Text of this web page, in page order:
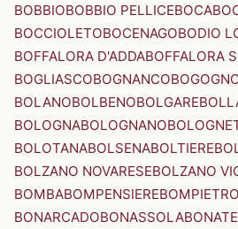
BOBBIOBOBBIO PELLICEBOCA
BOCCIOLETOBOCENAGOBODIO
BOFFALORA D'ADDABOFFALORA
BOGLIASCOBOGNANCO
BOLANOBOLBENOBOLGARE
BOLOGNABOLOGNANO
BOLOTANABOLSENABOLTIERE
BOLZANO NOVARESEBOLZANO
BOMBABOMPENSIEREBOMPIETRO
BONARCADOBONASSOLA